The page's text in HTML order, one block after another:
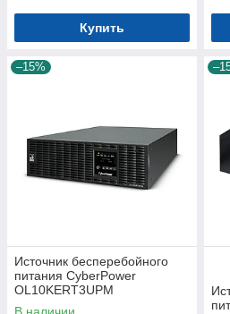
Купить
–15%
Источник бесперебойного
питания CyberPower
OL10KERT3UPM